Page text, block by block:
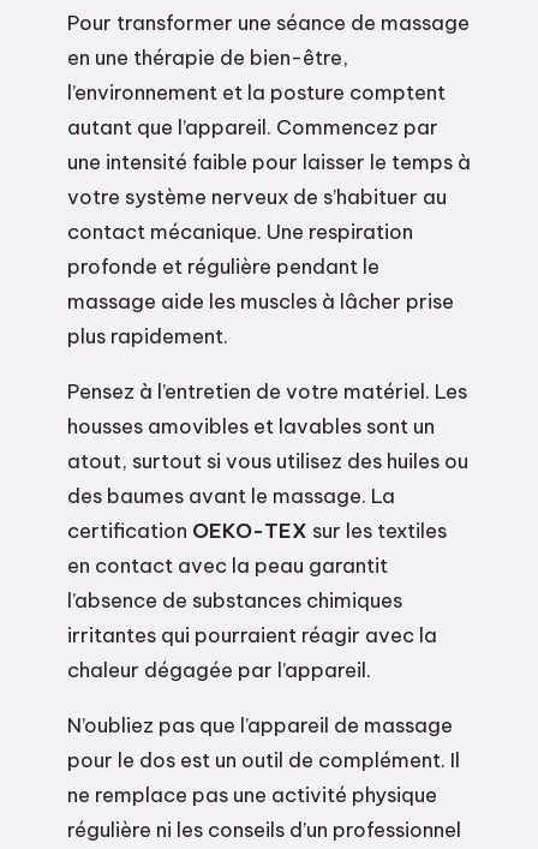
Pour transformer une séance de massage
en une thérapie de bien-être,
l’environnement et la posture comptent
autant que l’appareil. Commencez par
une intensité faible pour laisser le temps à
votre système nerveux de s’habituer au
contact mécanique. Une respiration
profonde et régulière pendant le
massage aide les muscles à lâcher prise
plus rapidement.
Pensez à l’entretien de votre matériel. Les
housses amovibles et lavables sont un
atout, surtout si vous utilisez des huiles ou
des baumes avant le massage. La
certification OEKO-TEX sur les textiles
en contact avec la peau garantit
l’absence de substances chimiques
irritantes qui pourraient réagir avec la
chaleur dégagée par l’appareil.
N’oubliez pas que l’appareil de massage
pour le dos est un outil de complément. Il
ne remplace pas une activité physique
régulière ni les conseils d’un professionnel